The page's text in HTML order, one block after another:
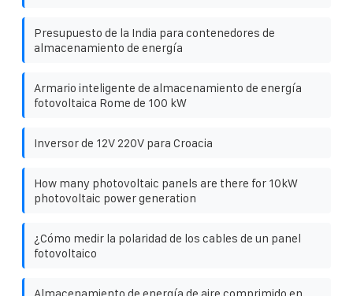
Presupuesto de la India para contenedores de
almacenamiento de energía
Armario inteligente de almacenamiento de energía
fotovoltaica Rome de 100 kW
Inversor de 12V 220V para Croacia
How many photovoltaic panels are there for 10kW
photovoltaic power generation
¿Cómo medir la polaridad de los cables de un panel
fotovoltaico
Almacenamiento de energía de aire comprimido en